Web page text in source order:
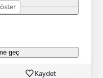
geç
Kaydet